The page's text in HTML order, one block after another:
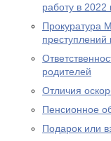
работу в 2022
Прокуратура
родителей
Отличия
Пенсионное
Подарок или